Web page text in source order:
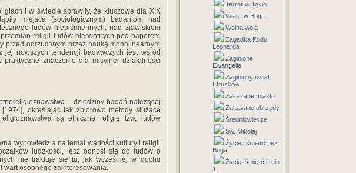
i w świecie sprawiły, że kluczowe dla XIX
miejsca (socjologicznym) badaniom nad
ludów niepiśmiennych, nad zjawiskiem
religii ludów pierwotnych pod naporem
przed odrzuconym przez naukę monolinearnym
nowszych tendencji badawczych jest wśród
znaczenie dla misyjnej działalności
– dziedziny badań należącej
określając tak zbiorowo metody służące
są etniczne religie tzw. ludów
wypowiedzią na temat wartości kultury i religii
ludzkości, lecz odnosi się do ludów o
nie traktuje się tu, jak wcześniej w duchu
wart osobnego zainteresowania.
Terror w Tokio
Wiara w Boga
Wolna wola
Zagadka Kodu
Leonarda
Zaginione
Ewangelie
Zaginiony świat
Etrusków
Zakazane miasto
Zakazane obrzędy
Średniowiecze
Św. Mikołaj
Życie i śmierć bez
Boga
Życie, śmierć i rein
1